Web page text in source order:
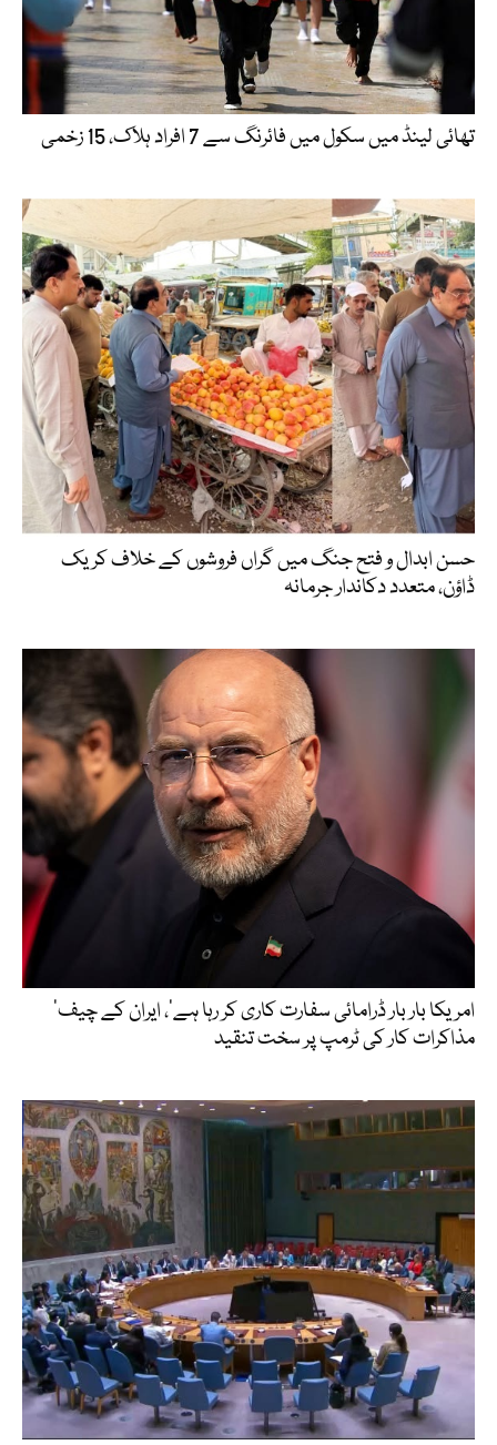
تھائی لینڈ میں سکول میں فائرنگ سے 7 افراد ہلاک، 15 زخمی
حسن ابدال و فتح جنگ میں گراں فروشوں کے خلاف کریک
ڈاؤن، متعدد دکاندار جرمانہ
’امریکا بار بار ڈرامائی سفارت کاری کر رہا ہے‘، ایران کے چیف
مذاکرات کار کی ٹرمپ پر سخت تنقید